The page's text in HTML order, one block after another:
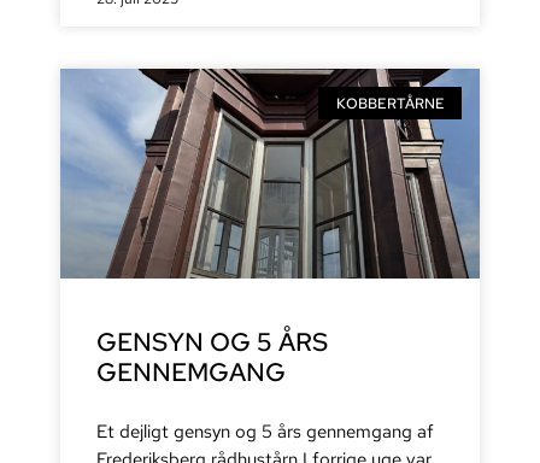
KOBBERTÅRNE
GENSYN OG 5 ÅRS
GENNEMGANG
Et dejligt gensyn og 5 års gennemgang af